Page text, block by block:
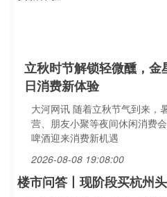
立秋时节解锁轻微醺，
日消费新体验
大河网讯 随着立秋节气到来，
营、朋友小聚等夜间休闲消费
啤酒迎来消费新机遇
2026-08-08 19:08:00
楼市问答丨现阶段买杭州